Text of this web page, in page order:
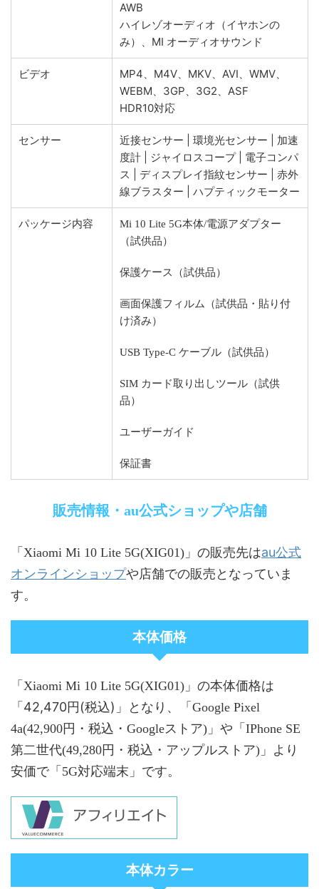
AWB
ハイレゾオーディオ（イヤホンの
み）、MI オーディオサウンド
ビデオ
MP4、M4V、MKV、AVI、WMV、
WEBM、3GP、3G2、ASF
HDR10対応
センサー
近接センサー | 環境光センサー | 加速
度計 | ジャイロスコープ | 電子コンパ
ス | ディスプレイ指紋センサー | 赤外
線ブラスター | ハプティックモーター
パッケージ内容
Mi 10 Lite 5G本体/電源アダプター
（試供品）
保護ケース（試供品）
画面保護フィルム（試供品・貼り付
け済み）
USB Type-C ケーブル（試供品）
SIM カード取り出しツール（試供
品）
ユーザーガイド
保証書
販売情報・au公式ショップや店舗
「Xiaomi Mi 10 Lite 5G(XIG01)」の販売先はau公式
オンラインショップや店舗での販売となっていま
す。
本体価格
「Xiaomi Mi 10 Lite 5G(XIG01)」の本体価格は
「 42,470円(税込) 」となり、「Google Pixel
4a(42,900円・税込・Googleストア)」や「IPhone SE
第二世代(49,280円・税込・アップルストア)」より
安価で「5G対応端末」です。
本体カラー